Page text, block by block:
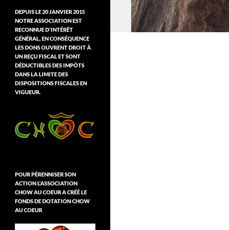
DEPUIS LE 20 JANVIER 2015
NOTRE ASSOCIATION EST
RECONNUE D’INTÉRÊT
GÉNÉRAL, EN CONSÉQUENCE
LES DONS OUVRENT DROIT À
UN REÇU FISCAL ET SONT
DÉDUCTIBLES DES IMPÔTS
DANS LA LIMITE DES
DISPOSITIONS FISCALES EN
VIGUEUR.
POUR PÉRENNISER SON
ACTION L’ASSOCIATION
CHOW AU COEUR A CRÉÉ LE
FONDS DE DOTATION CHOW
AU COEUR